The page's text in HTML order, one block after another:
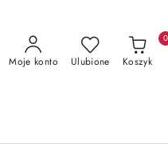
Moje konto Ulubione Koszyk
0